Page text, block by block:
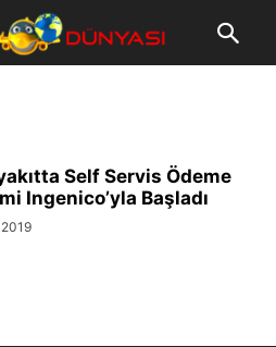
Self Servis Ödeme
Ingenico’yla Başladı